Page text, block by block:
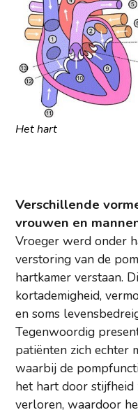
Het hart
Verschillende
vrouwen en
Vroeger werd onder
verstoring van de
hartkamer verstaan.
kortademigheid,
en soms
Tegenwoordig
patiënten zich echter
waarbij de
het hart door
verloren, waardoor